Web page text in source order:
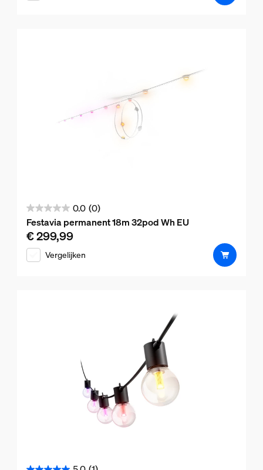
0.0 (0)
0.0
van
de
Festavia permanent 18m 32pod Wh EU
De huidige prijs is € 299,99
€ 299,99
Vergelijken